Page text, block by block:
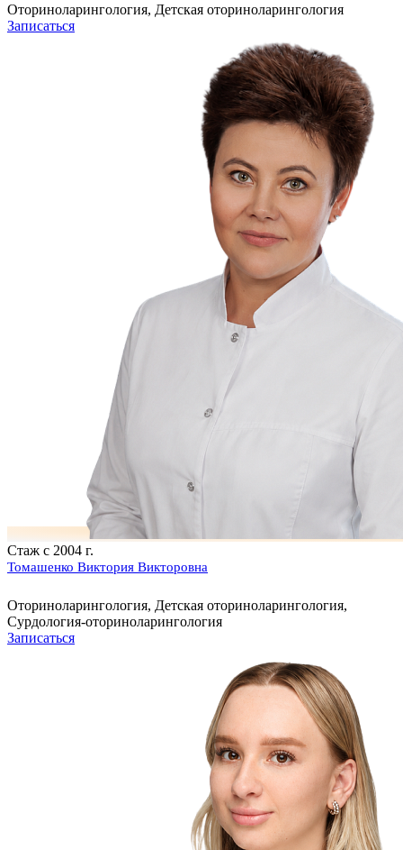
Оториноларингология, Детская оториноларингология
Записаться
Стаж с 2004 г.
Томашенко Виктория Викторовна
Оториноларингология, Детская оториноларингология,
Сурдология-оториноларингология
Записаться